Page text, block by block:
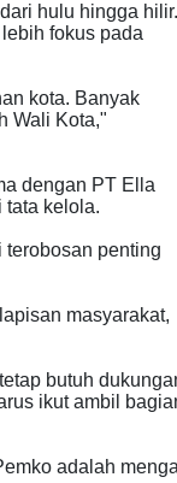
hulu hingga hilir.
fokus pada
kota. Banyak
Wali Kota,"
dengan PT Ella
tata kelola.
terobosan penting
masyarakat,
butuh
ikut ambil
adalah